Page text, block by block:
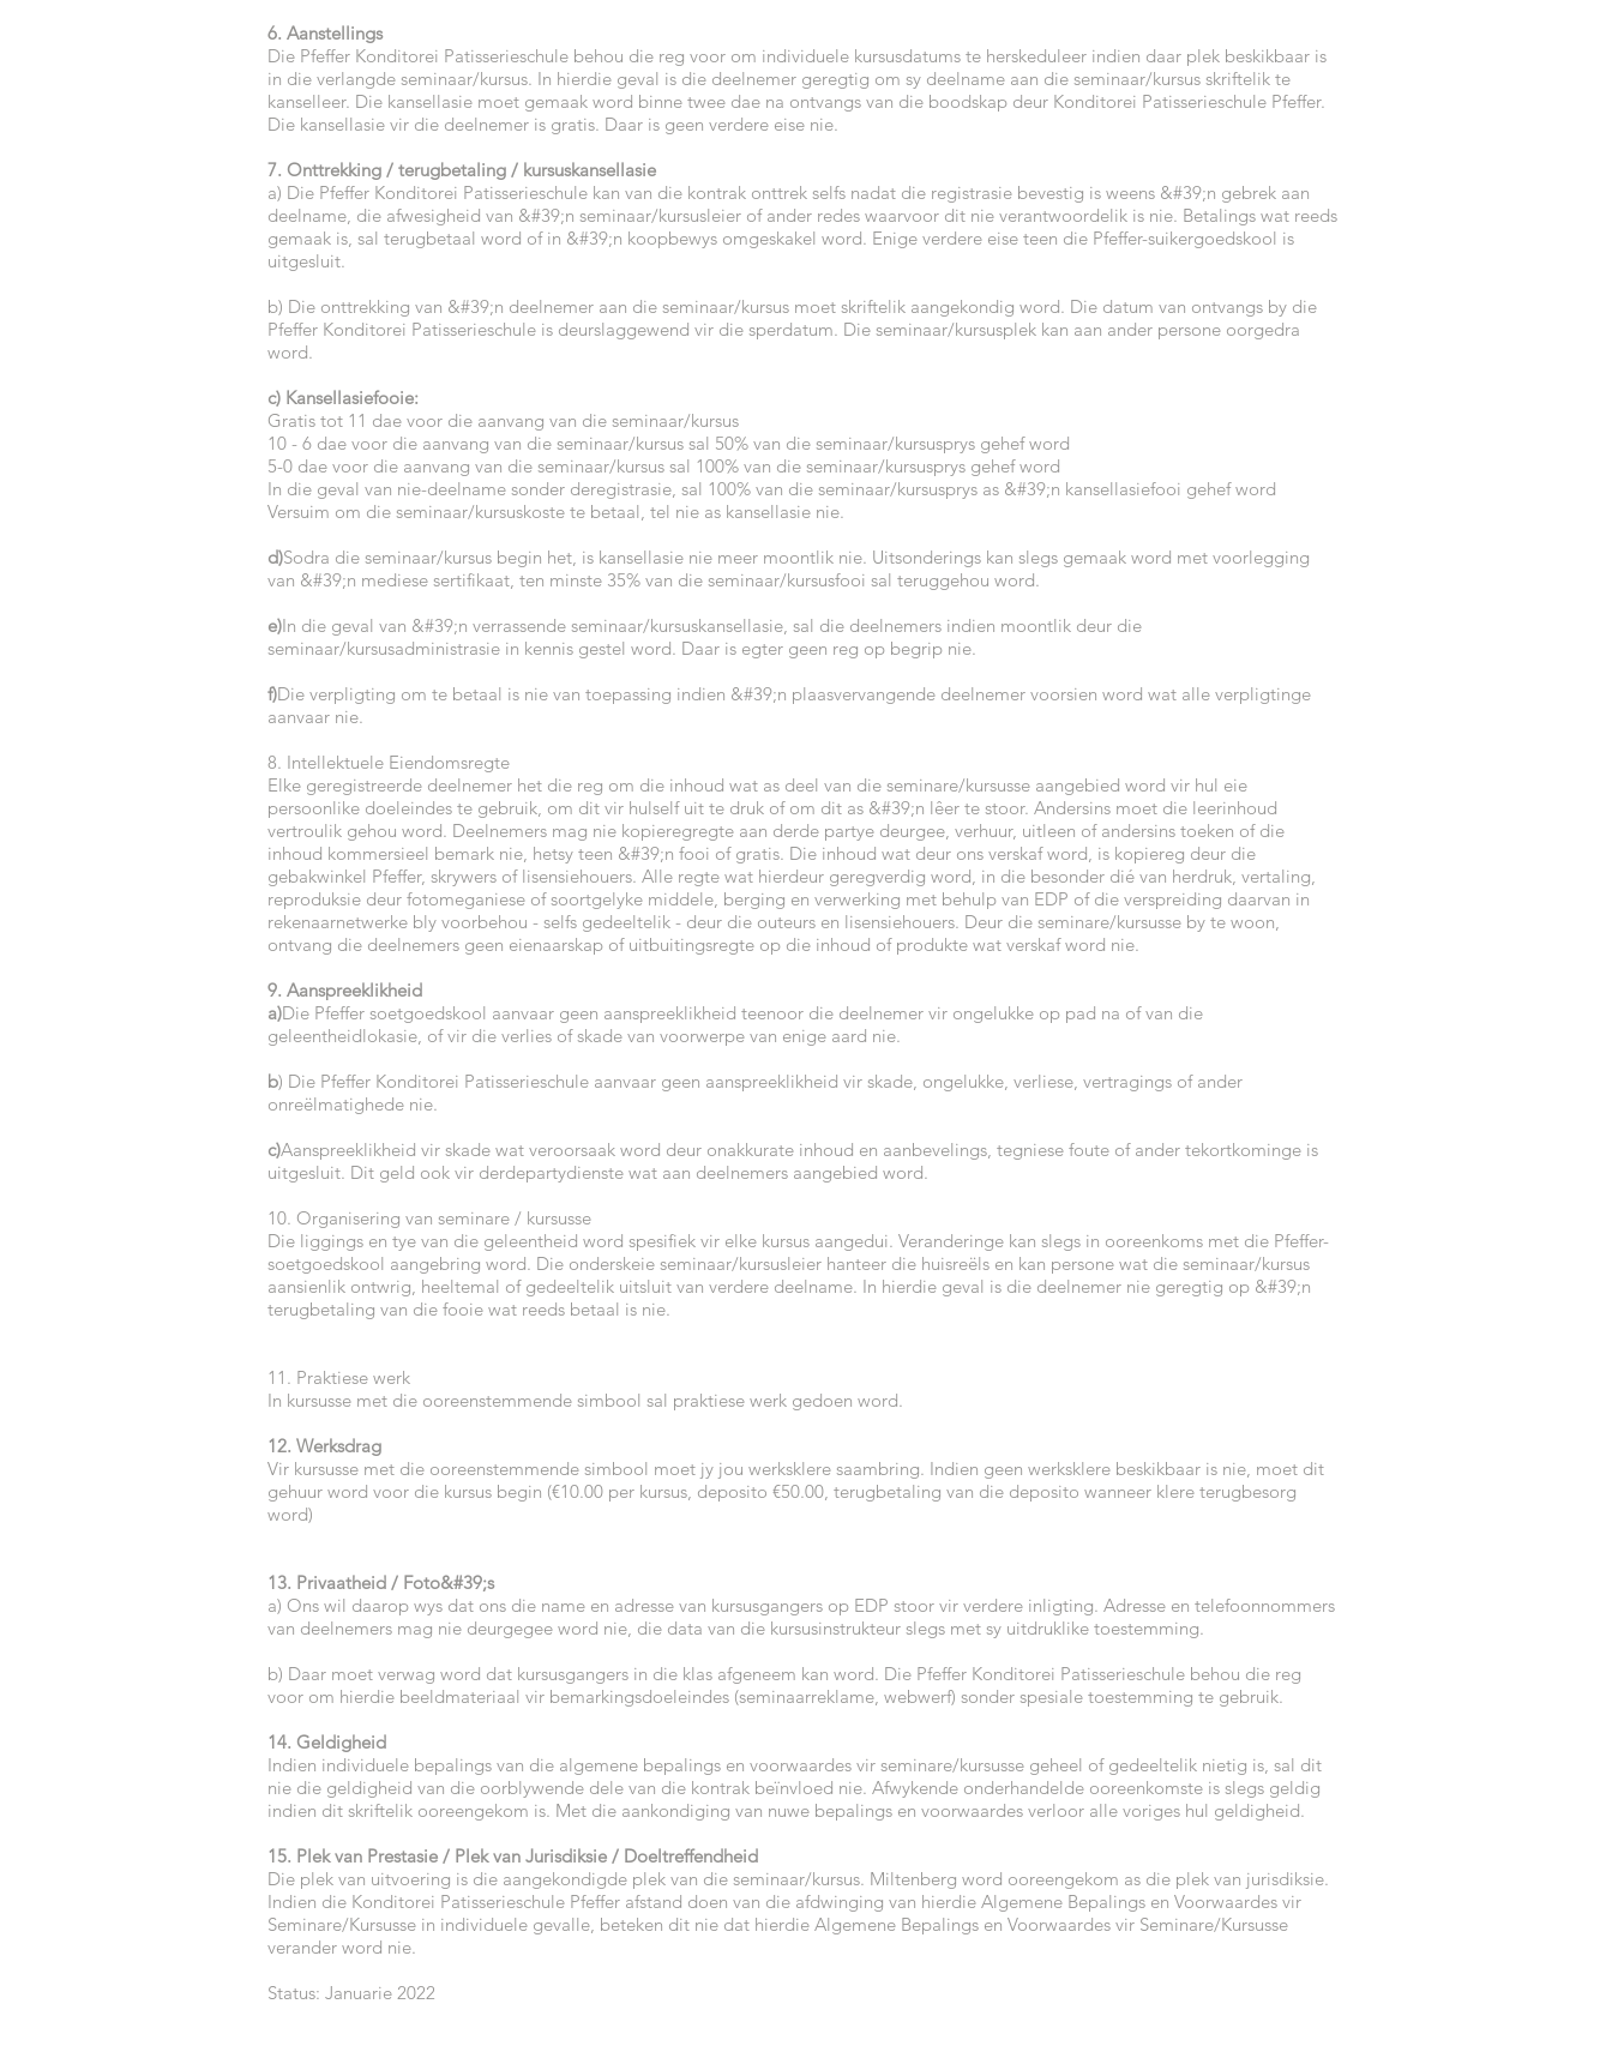
6. Aanstellings
Die Pfeffer Konditorei Patisserieschule behou die reg voor om individuele kursusdatums te herskeduleer indien daar plek beskikbaar is
in die verlangde seminaar/kursus. In hierdie geval is die deelnemer geregtig om sy deelname aan die seminaar/kursus skriftelik te
kanselleer. Die kansellasie moet gemaak word binne twee dae na ontvangs van die boodskap deur Konditorei Patisserieschule Pfeffer.
Die kansellasie vir die deelnemer is gratis. Daar is geen verdere eise nie.
7. Onttrekking / terugbetaling / kursuskansellasie
a) Die Pfeffer Konditorei Patisserieschule kan van die kontrak onttrek selfs nadat die registrasie bevestig is weens &#39;n gebrek aan
deelname, die afwesigheid van &#39;n seminaar/kursusleier of ander redes waarvoor dit nie verantwoordelik is nie. Betalings wat reeds
gemaak is, sal terugbetaal word of in &#39;n koopbewys omgeskakel word. Enige verdere eise teen die Pfeffer-suikergoedskool is
uitgesluit.
b) Die onttrekking van &#39;n deelnemer aan die seminaar/kursus moet skriftelik aangekondig word. Die datum van ontvangs by die
Pfeffer Konditorei Patisserieschule is deurslaggewend vir die sperdatum. Die seminaar/kursusplek kan aan ander persone oorgedra
word.
c) Kansellasiefooie:
Gratis tot 11 dae voor die aanvang van die seminaar/kursus
10 - 6 dae voor die aanvang van die seminaar/kursus sal 50% van die seminaar/kursusprys gehef word
5-0 dae voor die aanvang van die seminaar/kursus sal 100% van die seminaar/kursusprys gehef word
In die geval van nie-deelname sonder deregistrasie, sal 100% van die seminaar/kursusprys as &#39;n kansellasiefooi gehef word
Versuim om die seminaar/kursuskoste te betaal, tel nie as kansellasie nie.
d)Sodra die seminaar/kursus begin het, is kansellasie nie meer moontlik nie. Uitsonderings kan slegs gemaak word met voorlegging
van &#39;n mediese sertifikaat, ten minste 35% van die seminaar/kursusfooi sal teruggehou word.
e)In die geval van &#39;n verrassende seminaar/kursuskansellasie, sal die deelnemers indien moontlik deur die
seminaar/kursusadministrasie in kennis gestel word. Daar is egter geen reg op begrip nie.
f)Die verpligting om te betaal is nie van toepassing indien &#39;n plaasvervangende deelnemer voorsien word wat alle verpligtinge
aanvaar nie.
8. Intellektuele Eiendomsregte
Elke geregistreerde deelnemer het die reg om die inhoud wat as deel van die seminare/kursusse aangebied word vir hul eie
persoonlike doeleindes te gebruik, om dit vir hulself uit te druk of om dit as &#39;n lêer te stoor. Andersins moet die leerinhoud
vertroulik gehou word. Deelnemers mag nie kopieregregte aan derde partye deurgee, verhuur, uitleen of andersins toeken of die
inhoud kommersieel bemark nie, hetsy teen &#39;n fooi of gratis. Die inhoud wat deur ons verskaf word, is kopiereg deur die
gebakwinkel Pfeffer, skrywers of lisensiehouers. Alle regte wat hierdeur geregverdig word, in die besonder dié van herdruk, vertaling,
reproduksie deur fotomeganiese of soortgelyke middele, berging en verwerking met behulp van EDP of die verspreiding daarvan in
rekenaarnetwerke bly voorbehou - selfs gedeeltelik - deur die outeurs en lisensiehouers. Deur die seminare/kursusse by te woon,
ontvang die deelnemers geen eienaarskap of uitbuitingsregte op die inhoud of produkte wat verskaf word nie.
9. Aanspreeklikheid
a)Die Pfeffer soetgoedskool aanvaar geen aanspreeklikheid teenoor die deelnemer vir ongelukke op pad na of van die
geleentheidlokasie, of vir die verlies of skade van voorwerpe van enige aard nie.
b) Die Pfeffer Konditorei Patisserieschule aanvaar geen aanspreeklikheid vir skade, ongelukke, verliese, vertragings of ander
onreëlmatighede nie.
c)Aanspreeklikheid vir skade wat veroorsaak word deur onakkurate inhoud en aanbevelings, tegniese foute of ander tekortkominge is
uitgesluit. Dit geld ook vir derdepartydienste wat aan deelnemers aangebied word.
10. Organisering van seminare / kursusse
Die liggings en tye van die geleentheid word spesifiek vir elke kursus aangedui. Veranderinge kan slegs in ooreenkoms met die Pfeffer-
soetgoedskool aangebring word. Die onderskeie seminaar/kursusleier hanteer die huisreëls en kan persone wat die seminaar/kursus
aansienlik ontwrig, heeltemal of gedeeltelik uitsluit van verdere deelname. In hierdie geval is die deelnemer nie geregtig op &#39;n
terugbetaling van die fooie wat reeds betaal is nie.
11. Praktiese werk
In kursusse met die ooreenstemmende simbool sal praktiese werk gedoen word.
12. Werksdrag
Vir kursusse met die ooreenstemmende simbool moet jy jou werksklere saambring. Indien geen werksklere beskikbaar is nie, moet dit
gehuur word voor die kursus begin (€10.00 per kursus, deposito €50.00, terugbetaling van die deposito wanneer klere terugbesorg
word)
13. Privaatheid / Foto&#39;s
a) Ons wil daarop wys dat ons die name en adresse van kursusgangers op EDP stoor vir verdere inligting. Adresse en telefoonnommers
van deelnemers mag nie deurgegee word nie, die data van die kursusinstrukteur slegs met sy uitdruklike toestemming.
b) Daar moet verwag word dat kursusgangers in die klas afgeneem kan word. Die Pfeffer Konditorei Patisserieschule behou die reg
voor om hierdie beeldmateriaal vir bemarkingsdoeleindes (seminaarreklame, webwerf) sonder spesiale toestemming te gebruik.
14. Geldigheid
Indien individuele bepalings van die algemene bepalings en voorwaardes vir seminare/kursusse geheel of gedeeltelik nietig is, sal dit
nie die geldigheid van die oorblywende dele van die kontrak beïnvloed nie. Afwykende onderhandelde ooreenkomste is slegs geldig
indien dit skriftelik ooreengekom is. Met die aankondiging van nuwe bepalings en voorwaardes verloor alle voriges hul geldigheid.
15. Plek van Prestasie / Plek van Jurisdiksie / Doeltreffendheid
Die plek van uitvoering is die aangekondigde plek van die seminaar/kursus. Miltenberg word ooreengekom as die plek van jurisdiksie.
Indien die Konditorei Patisserieschule Pfeffer afstand doen van die afdwinging van hierdie Algemene Bepalings en Voorwaardes vir
Seminare/Kursusse in individuele gevalle, beteken dit nie dat hierdie Algemene Bepalings en Voorwaardes vir Seminare/Kursusse
verander word nie.
Status: Januarie 2022